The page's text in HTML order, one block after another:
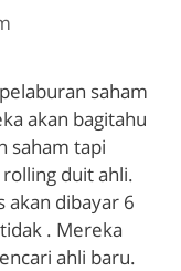
saham
akan bagitahu
saham tapi
duit ahli.
akan dibayar 6
. Mereka
ahli baru.